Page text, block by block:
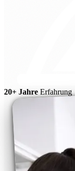
20+ Jahre Erfahrung